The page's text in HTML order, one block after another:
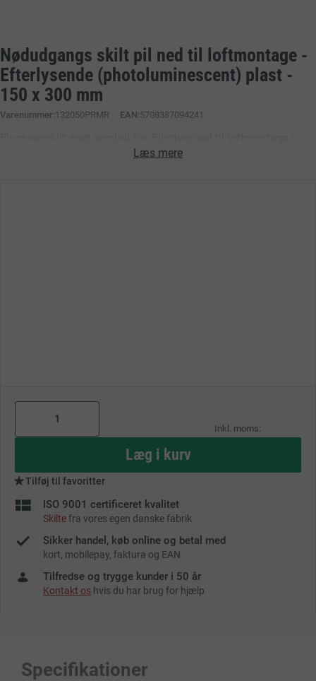
Nødudgangs skilt pil ned til loftmontage -
Efterlysende (photoluminescent) plast -
150 x 300 mm
Varenummer 132050PRMR EAN: 5708387094241
produceret på Efterlysende plast HI150 i størrelsen 150 x 300
Læs mere
Læg i kurv
Tilføj til favoritter
ISO 9001 certificeret kvalitet
Skiltefra vores egen danske fabrik
Sikker handel, køb online og betal med
kort, mobilepay, faktura og EAN
Tilfredse og trygge kunder i 50 år
Kontakt os hvis du har brug for hjælp
Specifikationer